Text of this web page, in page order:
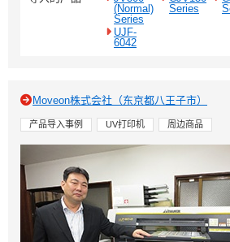
(Normal)
Series
Series
UJF-
6042
Moveon株式会社（东京都八王子市）
产品导入事例 UV打印机 周边商品